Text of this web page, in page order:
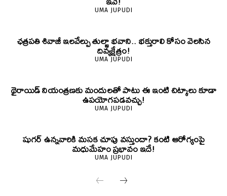
UMA JUPUDI
ఛత్రపతి శివాజీ ఇలవేల్పు తుల్జా భవాని.. భక్తురాలి కోసం వెలసిన
దివ్యక్షేత్రం!
UMA JUPUDI
థైరాయిడ్ నియంత్రణకు మందులతో పాటు ఈ ఇంటి చిట్కాలు కూడా
ఉపయోగపడవచ్చు!
UMA JUPUDI
షుగర్ ఉన్నవారికి మసక చూపు వస్తుందా? కంటి ఆరోగ్యంపై
మధుమేహం ప్రభావం ఇదే!
UMA JUPUDI